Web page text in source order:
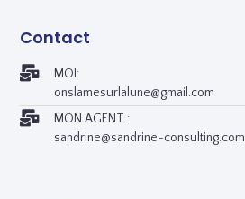
Contact
MOI:
onslamesurlalune@gmail.com
MON AGENT :
sandrine@sandrine-consulting.com